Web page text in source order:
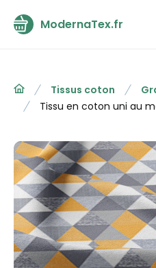
ModernaTex.fr
Tissus coton
Tissu en coton uni au